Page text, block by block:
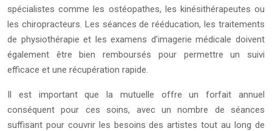
spécialistes comme les ostéopathes, les kinésithérapeutes ou
les chiropracteurs. Les séances de rééducation, les traitements
de physiothérapie et les examens d’imagerie médicale doivent
également être bien remboursés pour permettre un suivi
efficace et une récupération rapide.
Il est important que la mutuelle offre un forfait annuel
conséquent pour ces soins, avec un nombre de séances
suffisant pour couvrir les besoins des artistes tout au long de